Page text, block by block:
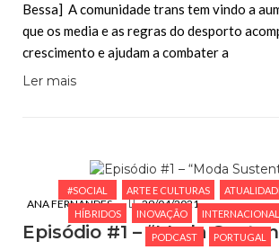
Bessa] A comunidade trans tem vindo a
que os media e as regras do desporto
crescimento e ajudam a combater a
Ler mais
#SOCIAL ARTE E CULTURAS
HÍBRIDOS
INOVAÇÃO INTERNACIONAL
PODCAST
PORTUGAL
ANA FERNANDES 29/04/2021
Episódio #1 – “Moda